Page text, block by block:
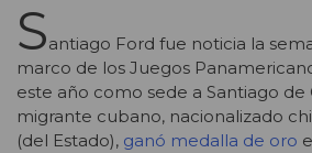
Santiago Ford fue noticia la
marco de los Juegos
este año como sede a Santiago de
migrante cubano, nacionalizado
(del Estado), ganó medalla de oro